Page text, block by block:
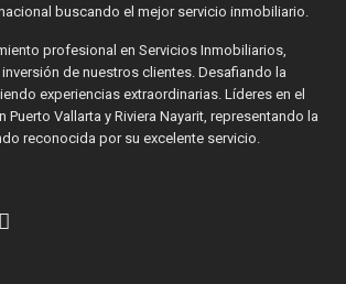
buscando el mejor servicio inmobiliario.
profesional en Servicios Inmobiliarios,
de nuestros clientes. Desafiando la
experiencias extraordinarias. Líderes en el
Puerto Vallarta y Riviera Nayarit, representando la
reconocida por su excelente servicio.